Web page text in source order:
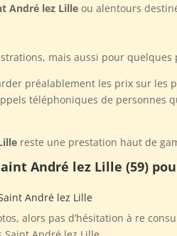
André lez Lille ou alentours
mais aussi pour quelques
préalablement les prix sur
téléphoniques de personnes
reste une prestation haut de
André lez Lille (59)
André lez Lille
alors pas d’hésitation à re